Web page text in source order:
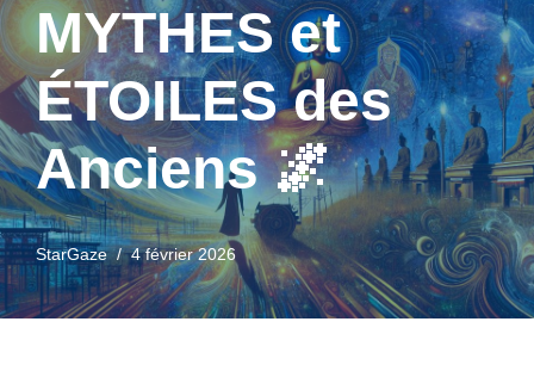
MYTHES et
ÉTOILES des
Anciens 🌌
StarGaze 4 février 2026